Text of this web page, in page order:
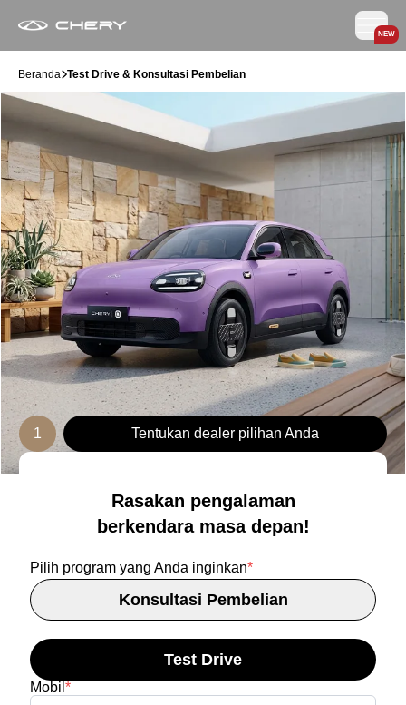
NEW
Beranda Test Drive & Konsultasi Pembelian
1 Tentukan dealer pilihan Anda
Rasakan pengalaman
berkendara masa depan!
Pilih program yang Anda inginkan*
Konsultasi Pembelian
Test Drive
Mobil *